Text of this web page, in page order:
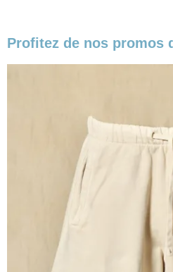
Profitez de nos promos